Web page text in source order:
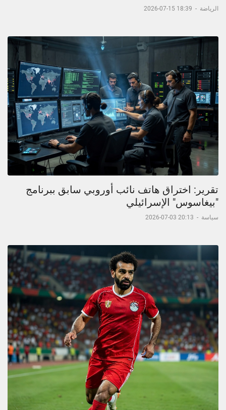
الرياضة -
18:39 15-07-2026
تقرير: اختراق هاتف نائب أوروبي سابق ببرنامج
"بيغاسوس" الإسرائيلي
سياسة -
20:13 03-07-2026